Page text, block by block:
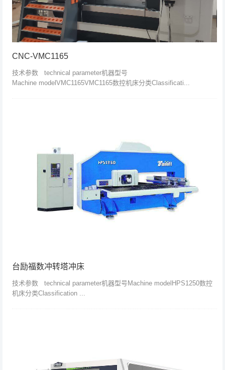
CNC-VMC1165
技术参数 technical parameter机器型号
Machine modelVMC1165VMC1165数控机床分类Classificati...
台励福数冲转塔冲床
技术参数 technical parameter机器型号Machine modelHPS1250数控
机床分类Classification ...